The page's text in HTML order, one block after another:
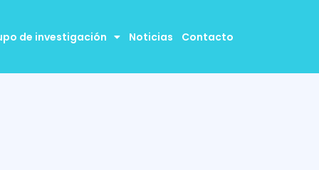
de investigación Noticias Contacto